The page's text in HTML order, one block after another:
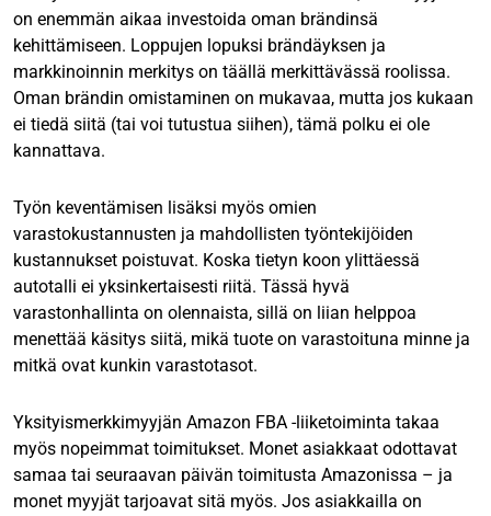
on enemmän aikaa investoida oman brändinsä
kehittämiseen. Loppujen lopuksi brändäyksen ja
markkinoinnin merkitys on täällä merkittävässä roolissa.
Oman brändin omistaminen on mukavaa, mutta jos kukaan
ei tiedä siitä (tai voi tutustua siihen), tämä polku ei ole
kannattava.
Työn keventämisen lisäksi myös omien
varastokustannusten ja mahdollisten työntekijöiden
kustannukset poistuvat. Koska tietyn koon ylittäessä
autotalli ei yksinkertaisesti riitä. Tässä hyvä
varastonhallinta on olennaista, sillä on liian helppoa
menettää käsitys siitä, mikä tuote on varastoituna minne ja
mitkä ovat kunkin varastotasot.
Yksityismerkkimyyjän Amazon FBA -liiketoiminta takaa
myös nopeimmat toimitukset. Monet asiakkaat odottavat
samaa tai seuraavan päivän toimitusta Amazonissa – ja
monet myyjät tarjoavat sitä myös. Jos asiakkailla on